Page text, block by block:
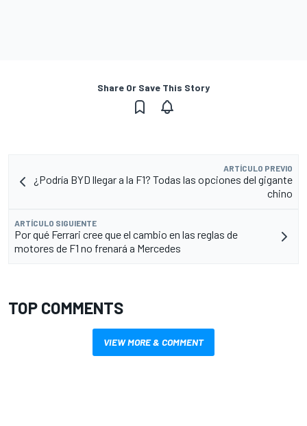
Share Or Save This Story
ARTÍCULO PREVIO
¿Podría BYD llegar a la F1? Todas las opciones del gigante
chino
ARTÍCULO SIGUIENTE
Por qué Ferrari cree que el cambio en las reglas de
motores de F1 no frenará a Mercedes
TOP COMMENTS
VIEW MORE & COMMENT